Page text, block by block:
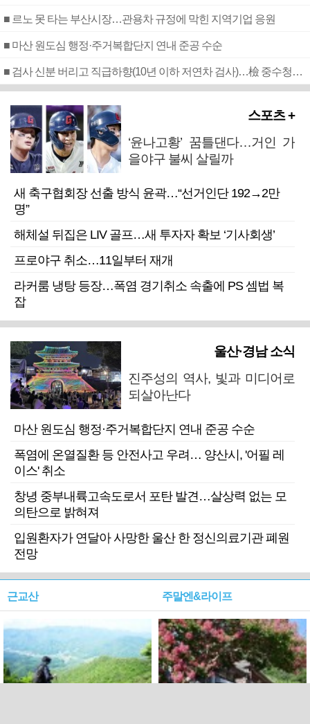
■ 르노 못 타는 부산시장…관용차 규정에 막힌 지역기업 응원
■ 마산 원도심 행정·주거복합단지 연내 준공 수순
■ 검사 신분 버리고 직급하향(10년 이하 저연차 검사)…檢 중수청행 기피
스포츠 +
‘윤나고황’ 꿈틀댄다…거인 가
을야구 불씨 살릴까
새 축구협회장 선출 방식 윤곽…“선거인단 192→2만
명”
해체설 뒤집은 LIV 골프…새 투자자 확보 ‘기사회생’
프로야구 취소…11일부터 재개
라커룸 냉탕 등장…폭염 경기취소 속출에 PS 셈법 복
잡
울산·경남 소식
진주성의 역사, 빛과 미디어로
되살아난다
마산 원도심 행정·주거복합단지 연내 준공 수순
폭염에 온열질환 등 안전사고 우려… 양산시, '어필 레
이스' 취소
창녕 중부내륙고속도로서 포탄 발견…살상력 없는 모
의탄으로 밝혀져
입원환자가 연달아 사망한 울산 한 정신의료기관 폐원
전망
근교산 주말엔&라이프